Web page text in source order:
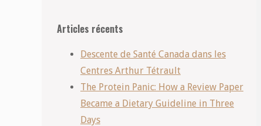
Articles récents
Descente de Santé Canada dans les
Centres Arthur Tétrault
The Protein Panic: How a Review Paper
Became a Dietary Guideline in Three
Days